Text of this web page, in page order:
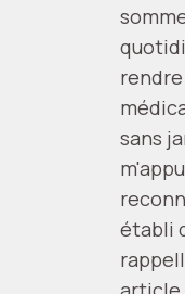
sans
établi